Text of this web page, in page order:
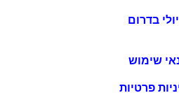
בדרום
שימוש
פרטיות